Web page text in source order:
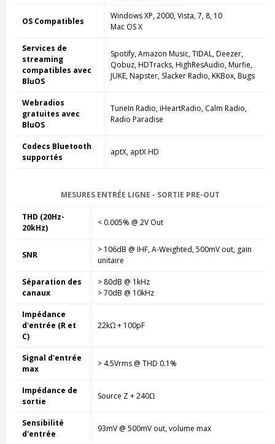
OS Compatibles
Windows XP, 2000, Vista, 7, 8, 10
Mac OS X
Services de
streaming
compatibles avec
BluOS
Spotify, Amazon Music, TIDAL, Deezer,
Qobuz, HDTracks, HighResAudio, Murfie,
JUKE, Napster, Slacker Radio, KKBox, Bugs
Webradios
gratuites avec
BluOS
TuneIn Radio, iHeartRadio, Calm Radio,
Radio Paradise
Codecs Bluetooth
supportés
aptX, aptX HD
MESURES ENTRÉE LIGNE - SORTIE PRE-OUT
THD (20Hz-
20kHz)
< 0.005% @ 2V Out
SNR
> 106dB @ IHF, A-Weighted, 500mV out, gain
unitaire
Séparation des
canaux
> 80dB @ 1kHz
> 70dB @ 10kHz
Impédance
d'entrée (R et
C)
22kΩ + 100pF
Signal d'entrée
max
> 4.5Vrms @ THD 0.1%
Impédance de
sortie
Source Z + 240Ω
Sensibilité
d'entrée
93mV @ 500mV out, volume max